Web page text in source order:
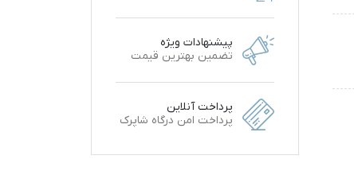
پیشنهادات ویژه
تضمین بهترین قیمت
پرداخت آنلاین
پرداخت امن درگاه شاپرک